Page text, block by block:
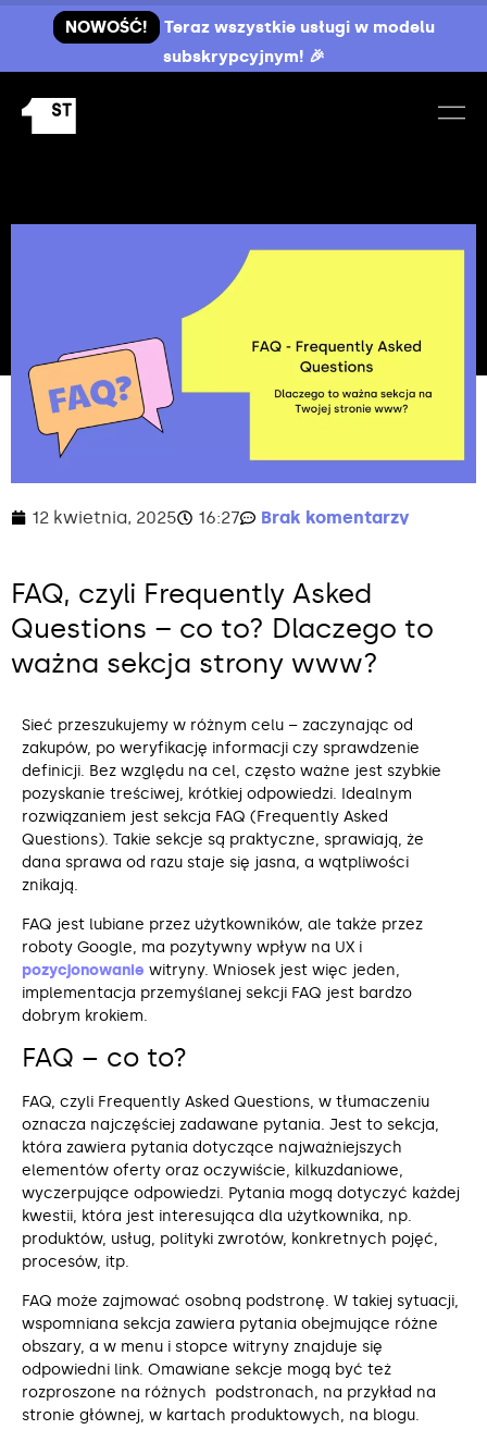
NOWOŚĆ!
Teraz wszystkie usługi w modelu
subskrypcyjnym! 🎉
12 kwietnia, 2025 16:27 Brak komentarzy
FAQ, czyli Frequently Asked
Questions – co to? Dlaczego to
ważna sekcja strony www?
Sieć przeszukujemy w różnym celu – zaczynając od
zakupów, po weryfikację informacji czy sprawdzenie
definicji. Bez względu na cel, często ważne jest szybkie
pozyskanie treściwej, krótkiej odpowiedzi. Idealnym
rozwiązaniem jest sekcja FAQ (Frequently Asked
Questions). Takie sekcje są praktyczne, sprawiają, że
dana sprawa od razu staje się jasna, a wątpliwości
znikają.
FAQ jest lubiane przez użytkowników, ale także przez
roboty Google, ma pozytywny wpływ na UX i
pozycjonowanie witryny. Wniosek jest więc jeden,
implementacja przemyślanej sekcji FAQ jest bardzo
dobrym krokiem.
FAQ – co to?
FAQ, czyli Frequently Asked Questions, w tłumaczeniu
oznacza najczęściej zadawane pytania. Jest to sekcja,
która zawiera pytania dotyczące najważniejszych
elementów oferty oraz oczywiście, kilkuzdaniowe,
wyczerpujące odpowiedzi. Pytania mogą dotyczyć każdej
kwestii, która jest interesująca dla użytkownika, np.
produktów, usług, polityki zwrotów, konkretnych pojęć,
procesów, itp.
FAQ może zajmować osobną podstronę. W takiej sytuacji,
wspomniana sekcja zawiera pytania obejmujące różne
obszary, a w menu i stopce witryny znajduje się
odpowiedni link. Omawiane sekcje mogą być też
rozproszone na różnych podstronach, na przykład na
stronie głównej, w kartach produktowych, na blogu.